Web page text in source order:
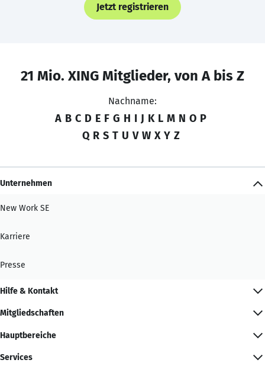
Jetzt registrieren
21 Mio. XING Mitglieder, von A bis Z
Nachname:
A B C D E F G H I J K L M N O P
Q R S T U V W X Y Z
Unternehmen
New Work SE
Karriere
Presse
Hilfe & Kontakt
Mitgliedschaften
Hauptbereiche
Services